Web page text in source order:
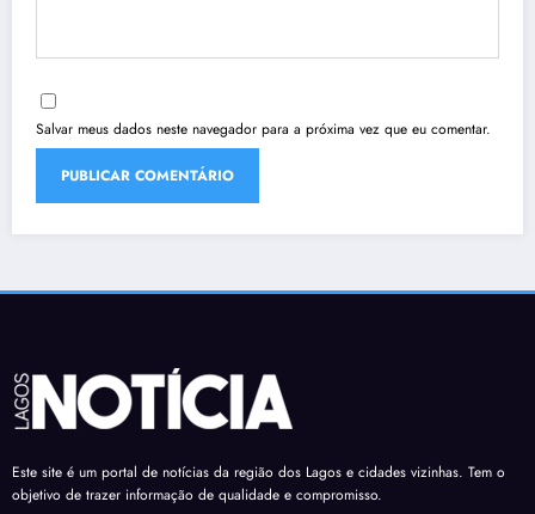
Salvar meus dados neste navegador para a próxima vez que eu comentar.
Este site é um portal de notícias da região dos Lagos e cidades vizinhas. Tem o
objetivo de trazer informação de qualidade e compromisso.